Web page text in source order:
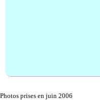
Photos prises en juin 2006